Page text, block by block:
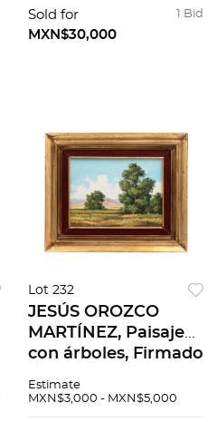
x 24 cm
1 Bid
Sold for
MXN$30,000
Lot 232
JESÚS OROZCO
MARTÍNEZ, Paisaje
con árboles, Firmado
40 cm
Estimate
MXN$3,000 - MXN$5,000